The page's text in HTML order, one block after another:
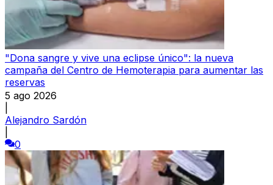
"Dona sangre y vive una eclipse único": la nueva
campaña del Centro de Hemoterapia para aumentar las
reservas
5 ago 2026
Alejandro Sardón
0